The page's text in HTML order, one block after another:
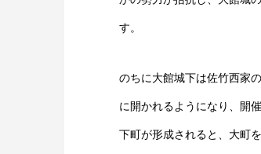
す。
のちに大館城下は佐竹西家
に開かれるようになり、開
下町が形成されると、大町